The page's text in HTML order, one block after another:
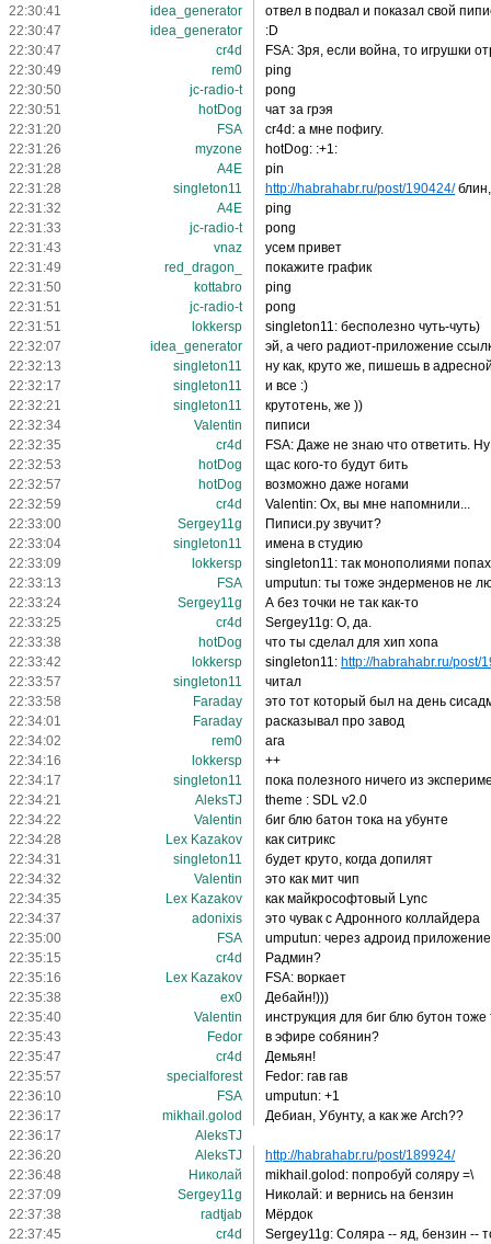
22:30:41
idea_generator
отвел в подвал и показал свой
22:30:47
idea_generator
:D
22:30:47
cr4d
FSA: Зря, если война, то игрушки
22:30:49
rem0
ping
22:30:50
jc-radio-t
pong
22:30:51
hotDog
чат за грэя
22:31:20
FSA
cr4d: а мне пофигу.
22:31:26
myzone
hotDog: :+1:
22:31:28
A4E
pin
22:31:28
singleton11 http://habrahabr.ru/post/190424/
22:31:32
A4E
ping
22:31:33
jc-radio-t
pong
22:31:43
vnaz
усем привет
22:31:49
red_dragon_
покажите график
22:31:50
kottabro
ping
22:31:51
jc-radio-t
pong
22:31:51
lokkersp
singleton11: бесполезно чуть-чуть)
22:32:07
idea_generator
эй, а чего радиот-приложение
22:32:13
singleton11
ну как, круто же, пишешь в
22:32:17
singleton11
и все :)
22:32:21
singleton11
крутотень, же ))
22:32:34
Valentin
пиписи
22:32:35
cr4d
FSA: Даже не знаю что ответить.
22:32:53
hotDog
щас кого-то будут бить
22:32:57
hotDog
возможно даже ногами
22:32:59
cr4d
Valentin: Ох, вы мне напомнили...
22:33:00
Sergey11g
Пиписи.ру звучит?
22:33:04
singleton11
имена в студию
22:33:09
lokkersp
singleton11: так монополиями
22:33:13
FSA
umputun: ты тоже эндерменов не
22:33:24
Sergey11g
А без точки не так как-то
22:33:25
cr4d
Sergey11g: О, да.
22:33:38
hotDog
что ты сделал для хип хопа
22:33:42
lokkersp singleton11: http://habrahabr.ru/post/
22:33:57
singleton11
читал
22:33:58
Faraday
это тот который был на день
22:34:01
Faraday
расказывал про завод
22:34:02
rem0
ага
22:34:16
lokkersp
++
22:34:17
singleton11
пока полезного ничего из
22:34:21
AleksTJ
theme : SDL v2.0
22:34:22
Valentin
биг блю батон тока на убунте
22:34:28
Lex Kazakov
как ситрикс
22:34:31
singleton11
будет круто, когда допилят
22:34:32
Valentin
это как мит чип
22:34:35
Lex Kazakov
как майкрософтовый Lync
22:34:37
adonixis
это чувак с Адронного коллайдера
22:35:00
FSA
umputun: через адроид
22:35:15
cr4d
Радмин?
22:35:16
Lex Kazakov
FSA: воркает
22:35:38
ex0
Дебайн!)))
22:35:40
Valentin
инструкция для биг блю бутон
22:35:43
Fedor
в эфире собянин?
22:35:47
cr4d
Демьян!
22:35:57
specialforest
Fedor: гав гав
22:36:10
FSA
umputun: +1
22:36:17
mikhail.golod
Дебиан, Убунту, а как же Arch??
22:36:17
AleksTJ
22:36:20
AleksTJ
http://habrahabr.ru/post/189924/
22:36:48
Николай
mikhail.golod: попробуй соляру =\
22:37:09
Sergey11g
Николай: и вернись на бензин
22:37:38
radtjab
Мёрдок
22:37:45
cr4d Sergey11g: Соляра -- яд, бензин --